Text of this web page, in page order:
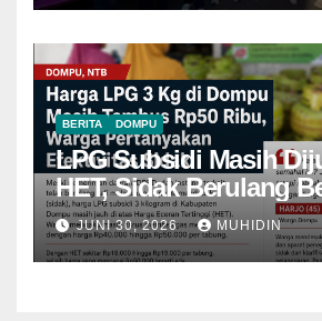
BERITA DOMPU
LPG Subsidi Masih
HET, Sidak Berulang
Mampu Menekan
JUNI 30, 2026 MUHIDIN